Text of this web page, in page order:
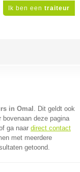
Ik ben een traiteur
in Omal . Dit geldt ook
bovenaan deze pagina
ga naar direct contact
met meerdere
getoond.